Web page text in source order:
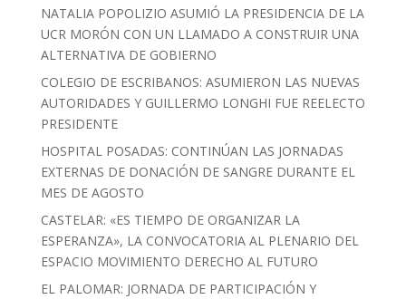
NATALIA POPOLIZIO ASUMIÓ LA PRESIDENCIA DE LA
UCR MORÓN CON UN LLAMADO A CONSTRUIR UNA
ALTERNATIVA DE GOBIERNO
COLEGIO DE ESCRIBANOS: ASUMIERON LAS NUEVAS
AUTORIDADES Y GUILLERMO LONGHI FUE REELECTO
PRESIDENTE
HOSPITAL POSADAS: CONTINÚAN LAS JORNADAS
EXTERNAS DE DONACIÓN DE SANGRE DURANTE EL
MES DE AGOSTO
CASTELAR: «ES TIEMPO DE ORGANIZAR LA
ESPERANZA», LA CONVOCATORIA AL PLENARIO DEL
ESPACIO MOVIMIENTO DERECHO AL FUTURO
EL PALOMAR: JORNADA DE PARTICIPACIÓN Y